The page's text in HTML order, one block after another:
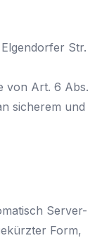
Str.
von Art. 6 Abs.
sicherem und
Server-
Form,